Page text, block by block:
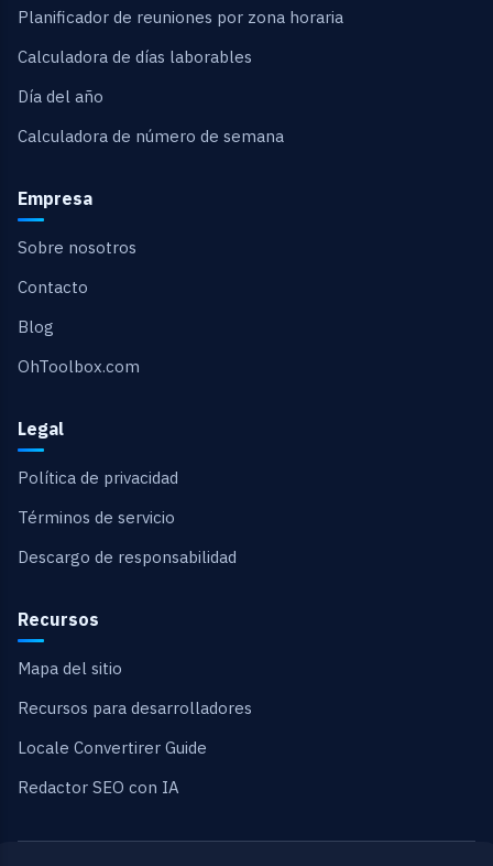
Planificador de reuniones por zona horaria
Calculadora de días laborables
Día del año
Calculadora de número de semana
Empresa
Sobre nosotros
Contacto
Blog
OhToolbox.com
Legal
Política de privacidad
Términos de servicio
Descargo de responsabilidad
Recursos
Mapa del sitio
Recursos para desarrolladores
Locale Convertirer Guide
Redactor SEO con IA